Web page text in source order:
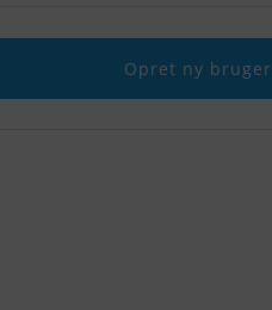
Opret ny bruger